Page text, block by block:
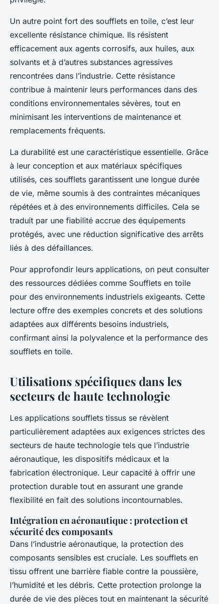
Un autre point fort des soufflets en toile, c’est leur
excellente résistance chimique. Ils résistent
efficacement aux agents corrosifs, aux huiles, aux
solvants et à d’autres substances agressives
rencontrées dans l’industrie. Cette résistance
contribue à maintenir leurs performances dans des
conditions environnementales sévères, tout en
minimisant les interventions de maintenance et
remplacements fréquents.
La durabilité est une caractéristique essentielle. Grâce
à leur conception et aux matériaux spécifiques
utilisés, ces soufflets garantissent une longue durée
de vie, même soumis à des contraintes mécaniques
répétées et à des environnements difficiles. Cela se
traduit par une fiabilité accrue des équipements
protégés, avec une réduction significative des arrêts
liés à des défaillances.
Pour approfondir leurs applications, on peut consulter
des ressources dédiées comme Soufflets en toile
pour des environnements industriels exigeants. Cette
lecture offre des exemples concrets et des solutions
adaptées aux différents besoins industriels,
confirmant ainsi la polyvalence et la performance des
soufflets en toile.
Utilisations spécifiques dans les
secteurs de haute technologie
Les applications soufflets tissus se révèlent
particulièrement adaptées aux exigences strictes des
secteurs de haute technologie tels que l’industrie
aéronautique, les dispositifs médicaux et la
fabrication électronique. Leur capacité à offrir une
protection durable tout en assurant une grande
flexibilité en fait des solutions incontournables.
Intégration en aéronautique : protection et
sécurité des composants
Dans l’industrie aéronautique, la protection des
composants sensibles est cruciale. Les soufflets en
tissu offrent une barrière fiable contre la poussière,
l’humidité et les débris. Cette protection prolonge la
durée de vie des pièces tout en maintenant la sécurité